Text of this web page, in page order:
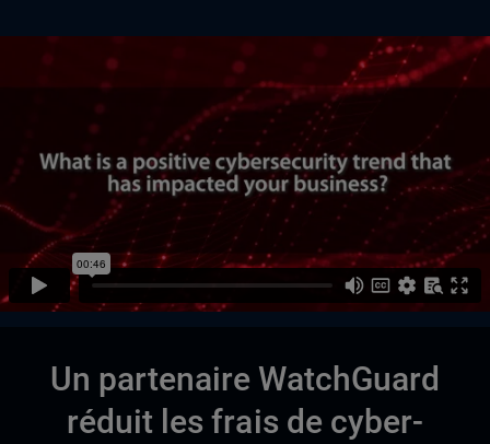
Un partenaire WatchGuard
réduit les frais de cyber-